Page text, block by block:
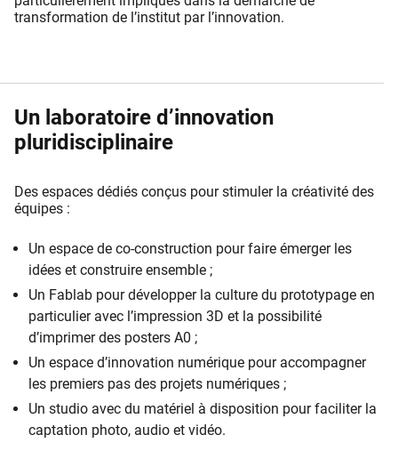
transformation de l’institut par l’innovation.
Un laboratoire d’innovation
pluridisciplinaire
Des espaces dédiés conçus pour stimuler la créativité des
équipes :
Un espace de co-construction pour faire émerger les
idées et construire ensemble ;
Un Fablab pour développer la culture du prototypage en
particulier avec l’impression 3D et la possibilité
d’imprimer des posters A0 ;
Un espace d’innovation numérique pour accompagner
les premiers pas des projets numériques ;
Un studio avec du matériel à disposition pour faciliter la
captation photo, audio et vidéo.